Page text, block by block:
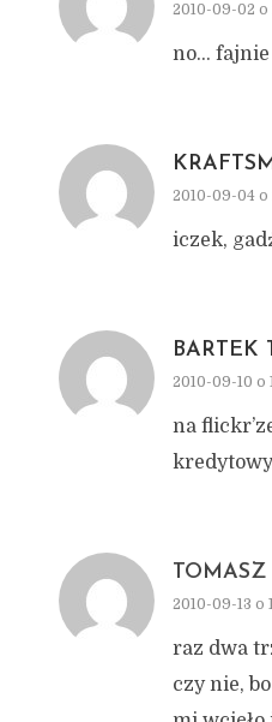
2010-09-02 o
no… fajnie
2010-09-04 o
iczek,
BARTEK
2010-09-10 o
na
TOMASZ
2010-09-13 o
raz dwa
czy nie,